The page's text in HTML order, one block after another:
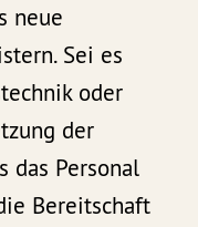
neue
Sei es
oder
der
das Personal
Bereitschaft